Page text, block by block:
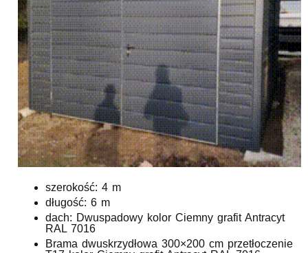
szerokość: 4 m
długość: 6 m
dach: Dwuspadowy kolor Ciemny grafit Antracyt
RAL 7016
Brama dwuskrzydłowa 300×200 cm przetłoczenie